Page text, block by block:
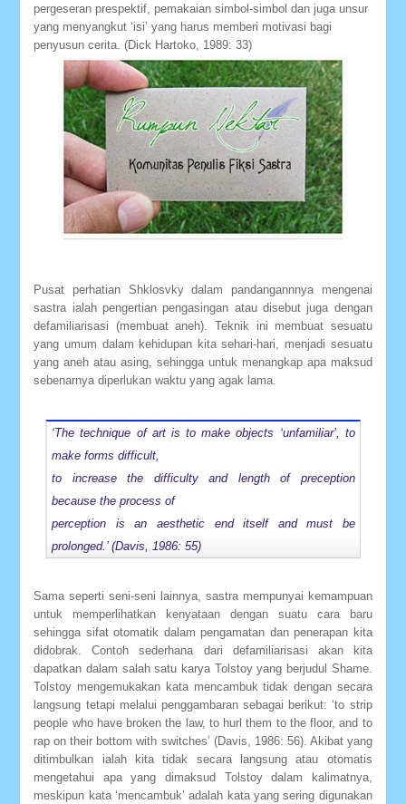
pergeseran prespektif, pemakaian simbol-simbol dan juga unsur
yang menyangkut ‘isi’ yang harus memberi motivasi bagi
penyusun cerita. (Dick Hartoko, 1989: 33)
Pusat perhatian Shklosvky dalam pandangannnya mengenai
sastra ialah pengertian pengasingan atau disebut juga dengan
defamiliarisasi (membuat aneh). Teknik ini membuat sesuatu
yang umum dalam kehidupan kita sehari-hari, menjadi sesuatu
yang aneh atau asing, sehingga untuk menangkap apa maksud
sebenarnya diperlukan waktu yang agak lama.
‘The technique of art is to make objects ‘unfamiliar’, to
make forms difficult,
to increase the difficulty and length of preception
because the process of
perception is an aesthetic end itself and must be
prolonged.’ (Davis, 1986: 55)
Sama seperti seni-seni lainnya, sastra mempunyai kemampuan
untuk memperlihatkan kenyataan dengan suatu cara baru
sehingga sifat otomatik dalam pengamatan dan penerapan kita
didobrak. Contoh sederhana dari defamiliarisasi akan kita
dapatkan dalam salah satu karya Tolstoy yang berjudul Shame.
Tolstoy mengemukakan kata mencambuk tidak dengan secara
langsung tetapi melalui penggambaran sebagai berikut: ‘to strip
people who have broken the law, to hurl them to the floor, and to
rap on their bottom with switches’ (Davis, 1986: 56). Akibat yang
ditimbulkan ialah kita tidak secara langsung atau otomatis
mengetahui apa yang dimaksud Tolstoy dalam kalimatnya,
meskipun kata ‘mencambuk’ adalah kata yang sering digunakan